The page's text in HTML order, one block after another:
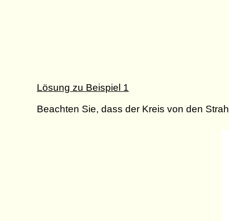
Lösung zu Beispiel 1
Beachten Sie, dass der Kreis von den